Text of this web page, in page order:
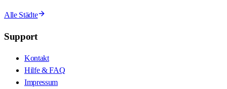
Alle Städte
Support
Kontakt
Hilfe & FAQ
Impressum